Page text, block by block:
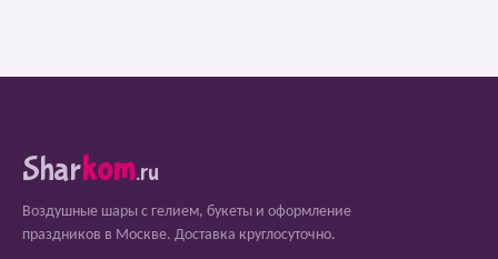
Sharkom.ru
Воздушные шары с гелием, букеты и оформление
праздников в Москве. Доставка круглосуточно.